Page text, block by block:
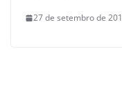
27 de setembro de